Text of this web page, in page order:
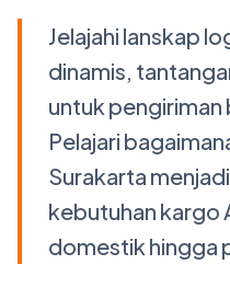
Jelajahi lanskap
dinamis,
untuk pengiriman
Pelajari
Surakarta
kebutuhan kargo
domestik hingga